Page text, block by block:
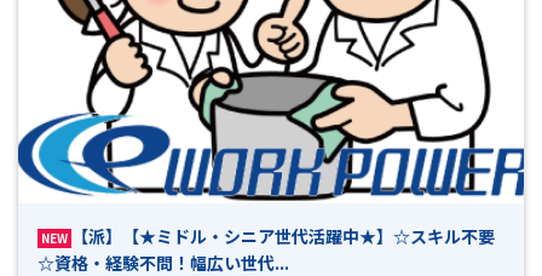
NEW
【派】【★ミドル・シニア世代活躍中★】☆スキル不要
☆資格・経験不問！幅広い世代...